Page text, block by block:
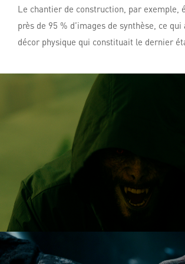
Le chantier de construction, par exemple,
près de 95 % d’images de synthèse, ce
décor physique qui constituait le dernier